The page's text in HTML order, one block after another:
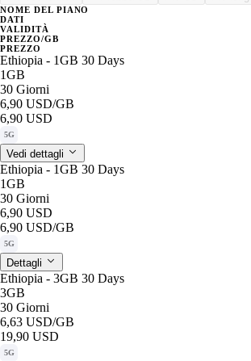
NOME DEL PIANO
DATI
VALIDITÀ
PREZZO/GB
PREZZO
Ethiopia - 1GB 30 Days
1GB
30 Giorni
6,90 USD/GB
6,90 USD
5G
Vedi dettagli
Ethiopia - 1GB 30 Days
1GB
30 Giorni
6,90 USD
6,90 USD/GB
5G
Dettagli
Ethiopia - 3GB 30 Days
3GB
30 Giorni
6,63 USD/GB
19,90 USD
5G